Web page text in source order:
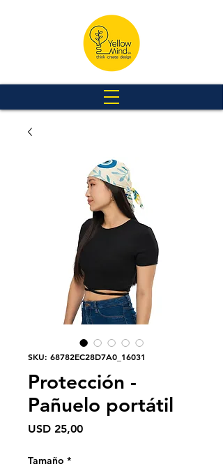
SKU: 68782EC28D7A0_16031
Protección -
Pañuelo portátil
USD 25,00Precio
Tamaño *